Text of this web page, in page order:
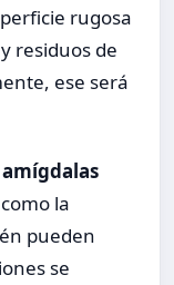
rugosa
residuos de
ese será
la
pueden
se